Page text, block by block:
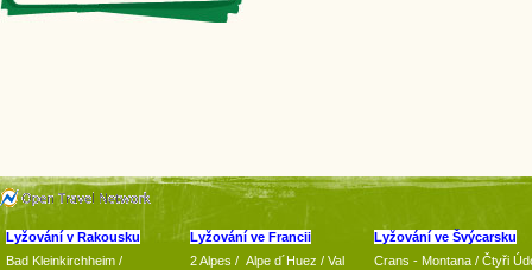
Lyžování v Rakousku
Bad Kleinkirchheim /
Lyžování ve Francii
2 Alpes / Alpe d´Huez / Val
Lyžování ve Švýcarsku
Crans - Montana / Čtyři